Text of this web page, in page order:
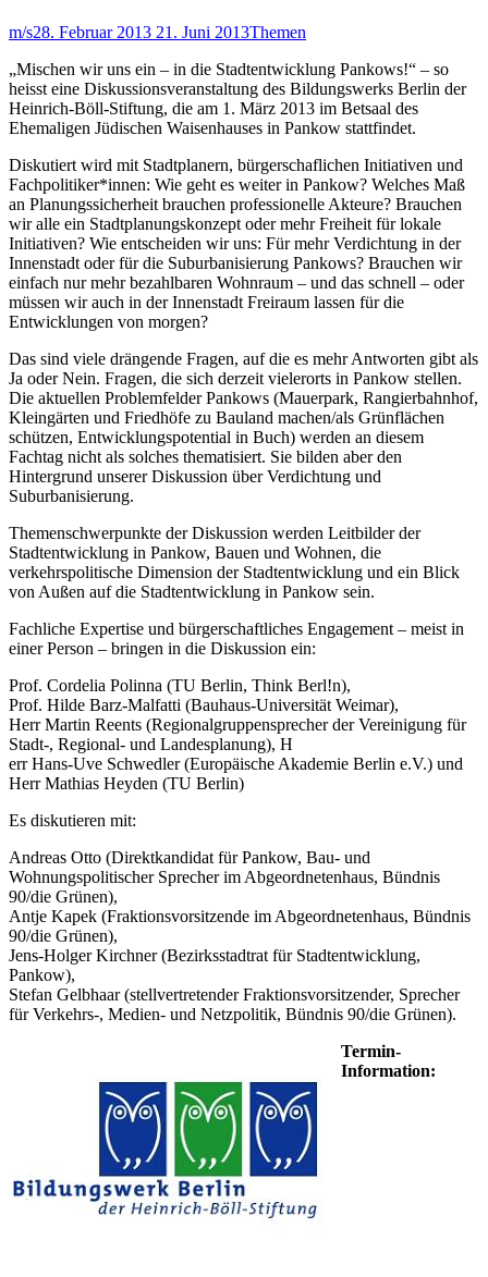
m/s28. Februar 2013 21. Juni 2013Themen
„Mischen wir uns ein – in die Stadtentwicklung Pankows!“ – so
heisst eine Diskussionsveranstaltung des Bildungswerks Berlin der
Heinrich-Böll-Stiftung, die am 1. März 2013 im Betsaal des
Ehemaligen Jüdischen Waisenhauses in Pankow stattfindet.
Diskutiert wird mit Stadtplanern, bürgerschaflichen Initiativen und
Fachpolitiker*innen: Wie geht es weiter in Pankow? Welches Maß
an Planungssicherheit brauchen professionelle Akteure? Brauchen
wir alle ein Stadtplanungskonzept oder mehr Freiheit für lokale
Initiativen? Wie entscheiden wir uns: Für mehr Verdichtung in der
Innenstadt oder für die Suburbanisierung Pankows? Brauchen wir
einfach nur mehr bezahlbaren Wohnraum – und das schnell – oder
müssen wir auch in der Innenstadt Freiraum lassen für die
Entwicklungen von morgen?
Das sind viele drängende Fragen, auf die es mehr Antworten gibt als
Ja oder Nein. Fragen, die sich derzeit vielerorts in Pankow stellen.
Die aktuellen Problemfelder Pankows (Mauerpark, Rangierbahnhof,
Kleingärten und Friedhöfe zu Bauland machen/als Grünflächen
schützen, Entwicklungspotential in Buch) werden an diesem
Fachtag nicht als solches thematisiert. Sie bilden aber den
Hintergrund unserer Diskussion über Verdichtung und
Suburbanisierung.
Themenschwerpunkte der Diskussion werden Leitbilder der
Stadtentwicklung in Pankow, Bauen und Wohnen, die
verkehrspolitische Dimension der Stadtentwicklung und ein Blick
von Außen auf die Stadtentwicklung in Pankow sein.
Fachliche Expertise und bürgerschaftliches Engagement – meist in
einer Person – bringen in die Diskussion ein:
Prof. Cordelia Polinna (TU Berlin, Think Berl!n),
Prof. Hilde Barz-Malfatti (Bauhaus-Universität Weimar),
Herr Martin Reents (Regionalgruppensprecher der Vereinigung für
Stadt-, Regional- und Landesplanung), H
err Hans-Uve Schwedler (Europäische Akademie Berlin e.V.) und
Herr Mathias Heyden (TU Berlin)
Es diskutieren mit:
Andreas Otto (Direktkandidat für Pankow, Bau- und
Wohnungspolitischer Sprecher im Abgeordnetenhaus, Bündnis
90/die Grünen),
Antje Kapek (Fraktionsvorsitzende im Abgeordnetenhaus, Bündnis
90/die Grünen),
Jens-Holger Kirchner (Bezirksstadtrat für Stadtentwicklung,
Pankow),
Stefan Gelbhaar (stellvertretender Fraktionsvorsitzender, Sprecher
für Verkehrs-, Medien- und Netzpolitik, Bündnis 90/die Grünen).
Termin-
Information: